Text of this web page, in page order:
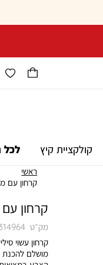
קולקציית קיץ לכל
ראשי
קרחון עם
קרחון
מק״ט
מושלם להכנת